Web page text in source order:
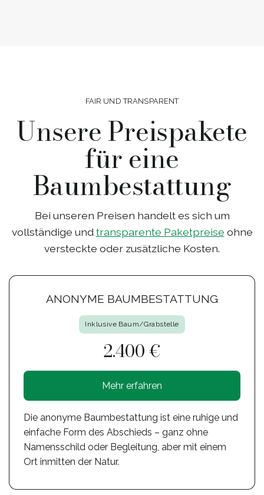
FAIR UND TRANSPARENT
Unsere Preispakete
für eine
Baumbestattung
Bei unseren Preisen handelt es sich um
vollständige und transparente Paketpreise ohne
versteckte oder zusätzliche Kosten.
ANONYME BAUMBESTATTUNG
Inklusive Baum/Grabstelle
2.400 €
Mehr erfahren
Die anonyme Baumbestattung ist eine ruhige und
einfache Form des Abschieds – ganz ohne
Namensschild oder Begleitung, aber mit einem
Ort inmitten der Natur.